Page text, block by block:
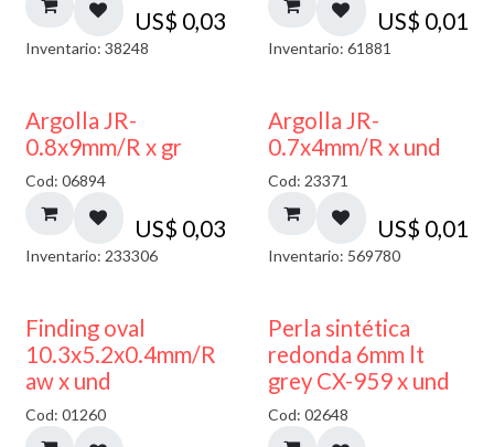
US$ 0,03
Inventario: 38248
US$ 0,01
Inventario: 61881
Argolla JR-
0.8x9mm/R x gr
Cod: 06894
US$ 0,03
Inventario: 233306
Argolla JR-
0.7x4mm/R x und
Cod: 23371
US$ 0,01
Inventario: 569780
Finding oval
10.3x5.2x0.4mm/R
aw x und
Cod: 01260
Perla sintética
redonda 6mm lt
grey CX-959 x und
Cod: 02648